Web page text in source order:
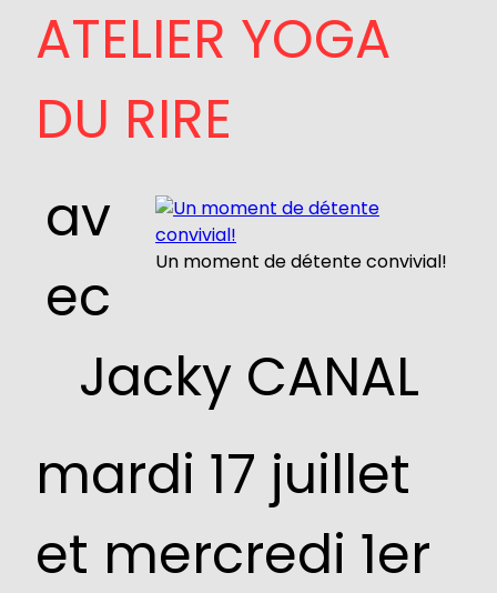
ATELIER YOGA
DU RIRE
Un moment de détente convivial!
av
ec
Jacky CANAL
mardi 17 juillet
et mercredi 1er